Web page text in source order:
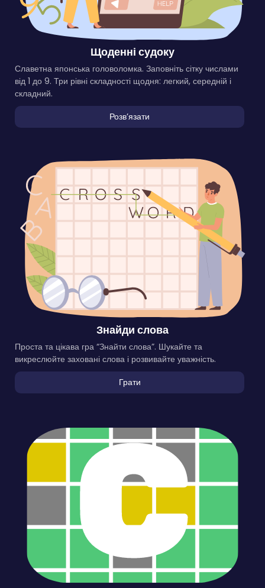
Щоденні судоку
Славетна японська головоломка. Заповніть сітку числами
від 1 до 9. Три рівні складності щодня: легкий, середній і
складний.
Розвʼязати
Знайди слова
Проста та цікава гра “Знайти слова”. Шукайте та
викреслюйте заховані слова і розвивайте уважність.
Грати